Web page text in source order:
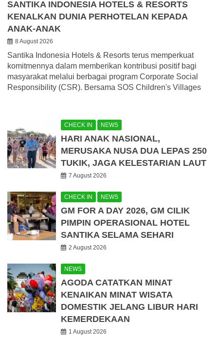
SANTIKA INDONESIA HOTELS & RESORTS
KENALKAN DUNIA PERHOTELAN KEPADA
ANAK-ANAK
8 August 2026
Santika Indonesia Hotels & Resorts terus memperkuat
komitmennya dalam memberikan kontribusi positif bagi
masyarakat melalui berbagai program Corporate Social
Responsibility (CSR). Bersama SOS Children's Villages
CHECK IN NEWS
HARI ANAK NASIONAL,
MERUSAKA NUSA DUA LEPAS 250
TUKIK, JAGA KELESTARIAN LAUT
7 August 2026
CHECK IN NEWS
GM FOR A DAY 2026, GM CILIK
PIMPIN OPERASIONAL HOTEL
SANTIKA SELAMA SEHARI
2 August 2026
NEWS
AGODA CATATKAN MINAT
KENAIKAN MINAT WISATA
DOMESTIK JELANG LIBUR HARI
KEMERDEKAAN
1 August 2026